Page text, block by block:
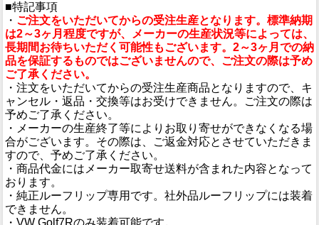
■特記事項
・ ご注文をいただいてからの受注生産となります。標準納期
は2～3ヶ月程度ですが、メーカーの生産状況等によっては、
長期間お待ちいただく可能性もございます。2～3ヶ月での納
品を保証するものではございませんので、ご注文の際は予め
ご了承ください。
・注文をいただいてからの受注生産商品となりますので、キ
ャンセル・返品・交換等はお受けできません。ご注文の際は
予めご了承ください。
・メーカーの生産終了等によりお取り寄せができなくなる場
合がございます。その際は、ご返金対応とさせていただきま
すので、予めご了承ください。
・商品代金にはメーカー取寄せ送料が含まれた内容となって
おります。
・純正ルーフリップ専用です。社外品ルーフリップには装着
できません。